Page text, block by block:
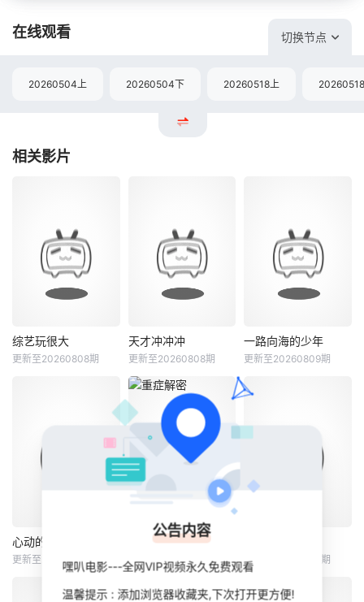
在线观看 切换节点
20260504上 20260504下 20260518上
相关影片
综艺玩很大
持人为吴宗宪及Ki
d。主持人之一Kid
综艺玩很大
更新至20260808期
天才冲冲冲
曾国城
《天才GO GO
GO》是华视的大型
益智遊戲节目，20
03年5月23日开
宪，2004年3月19
日停播 2004
年3月26日《天才
GO GO GO》改版
冲》，製作班底不
天才冲冲冲
更新至20260808期
一路向海的少年
一辆车和一车椰子
给站完成挑战任
【嘿叭电影-热播电
这不仅是档公路远
一路向海的少年
更新至20260809期
杜海涛
心动的信号第九季
更新至20260809期
重症解密
谭俊彦
陈晓华
林秀怡
重症解密
更新至10期
郑永麒
更新至20260809期
公告内容
嘿叭电影---全网VIP视频永久免费观看
温馨提示 : 添加浏览器收藏夹,下次打开更方便!